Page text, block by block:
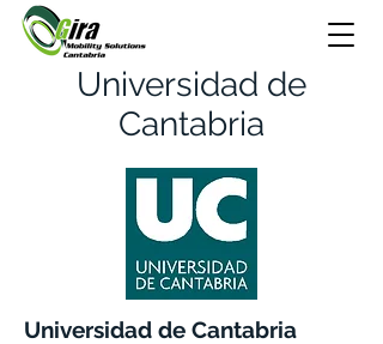
Universidad de
Cantabria
Universidad de Cantabria